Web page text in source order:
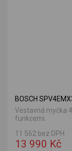
BOSCH
Vestavná myčka
funkcemi.
11 562 bez DPH
13 990 Kč